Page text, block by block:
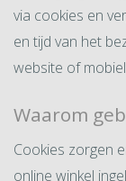
via cookies en
en tijd van het
website of
Waarom
Cookies zorgen
online winkel